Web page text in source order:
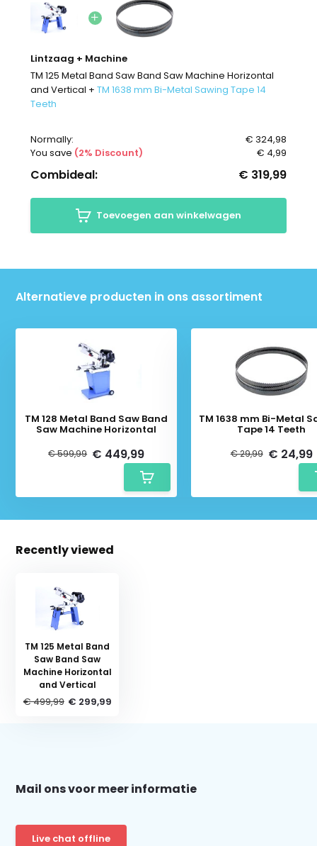
Lintzaag + Machine
TM 125 Metal Band Saw Band Saw Machine Horizontal
and Vertical + TM 1638 mm Bi-Metal Sawing Tape 14
Teeth
Normally:
€ 324,98
You save (2% Discount) € 4,99
Combideal: € 319,99
Toevoegen aan winkelwagen
Alternatieve producten in ons assortiment
TM 128 Metal Band Saw Band
Saw Machine Horizontal
€ 599,99 € 449,99
TM 1638 mm Bi-Metal
Tape 14 Teeth
€ 29,99 € 24,99
Recently viewed
TM 125 Metal Band
Saw Band Saw
Machine Horizontal
and Vertical
€ 499,99 € 299,99
Mail ons voor meer informatie
Live chat offline